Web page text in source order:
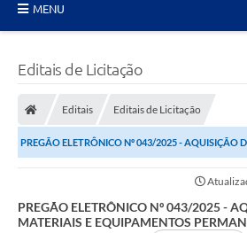
MENU
Secretarias
Transparência Pública
Editais de Licitação
Editais Editais de Licitação
PREGÃO ELETRÔNICO Nº 043/2025 - AQUISIÇÃO
PREGÃO ELETRÔNICO Nº 043/2025 -
MATERIAIS E EQUIPAMENTOS